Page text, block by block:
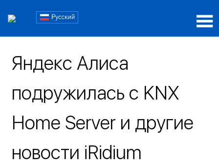
содержимому
Блог
Яндекс Алиса
подружилась с KNX
Home Server и другие
новости iRidium